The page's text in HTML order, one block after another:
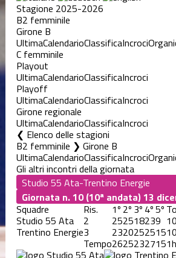
Stagione 2025-2026
B2 femminile
Girone B
UltimaCalendarioClassificaIncroci
C femminile
Playout
UltimaCalendarioClassificaIncroci
Playoff
UltimaCalendarioClassificaIncroci
Girone regionale
UltimaCalendarioClassificaIncroci
Elenco delle stagioni
B2 femminile ❯ Girone B
UltimaCalendarioClassificaIncroci
Gli altri incontri della giornata
Giornata n. 10 (10ª andata) 13
Squadre
Ris. 1º 2º 3º 4º5º
Studio 55 Ata 2 252518239
Trentino Energie3 2320252515
Tempo2625232715